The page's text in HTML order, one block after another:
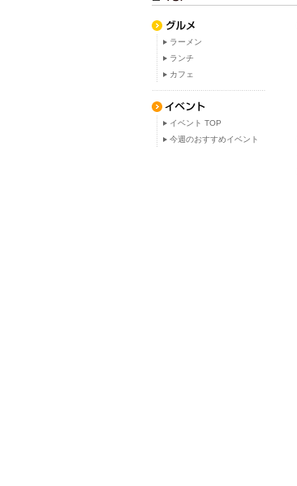
ラーメン
ランチ
カフェ
イベント TOP
今週のおすすめイベント